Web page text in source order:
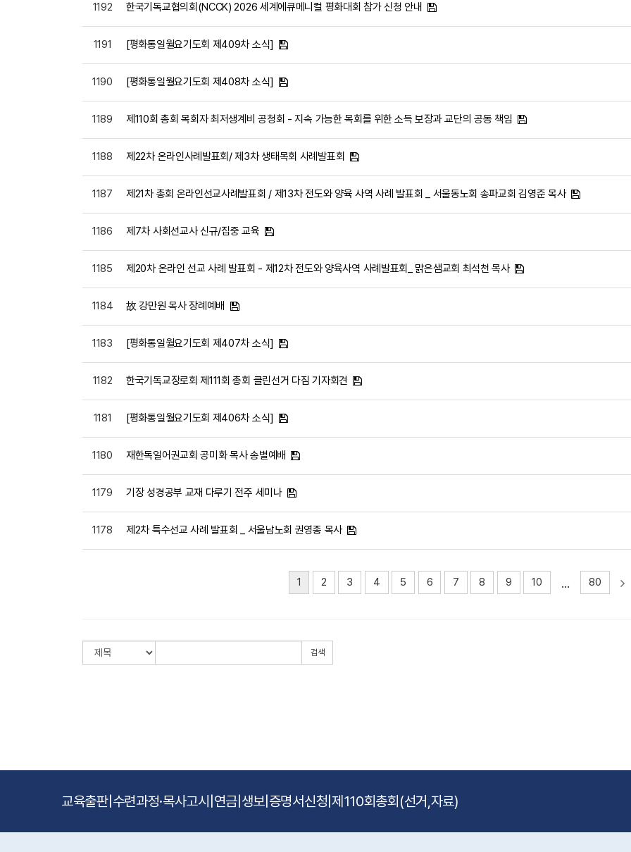
1192 한국기독교협의회(NCCK) 2026 세계에큐메니컬 평화대회 참가 신청 안내
1191 [평화통일월요기도회 제409차 소식]
1190 [평화통일월요기도회 제408차 소식]
1189 제110회 총회 목회자 최저생계비 공청회 - 지속 가능한 목회를 위한 소득 보장과 교단의 공동 책임
1188 제22차 온라인사례발표회/ 제3차 생태목회 사례발표회
1187 제21차 총회 온라인선교사례발표회 / 제13차 전도와 양육 사역 사례 발표회 _ 서울동노회 송파교회 김영준 목사
1186 제7차 사회선교사 신규/집중 교육
1185 제20차 온라인 선교 사례 발표회 - 제12차 전도와 양육사역 사례발표회_ 맑은샘교회 최석천 목사
1184 故 강만원 목사 장례예배
1183 [평화통일월요기도회 제407차 소식]
1182 한국기독교장로회 제111회 총회 클린선거 다짐 기자회견
1181 [평화통일월요기도회 제406차 소식]
1180 재한독일어권교회 공미화 목사 송별예배
1179 기장 성경공부 교재 다루기 전주 세미나
1178 제2차 특수선교 사례 발표회 _ 서울남노회 권영종 목사
1 2 3 4 5 6 7 8 9 10 ... 80
검색
교육출판| 수련과정·목사고시 연금| 생보 증명서신청 제110회총회(선거,자료)